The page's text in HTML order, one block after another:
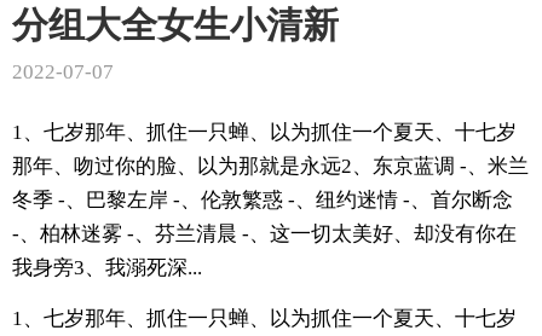
分组大全女生小清新
2022-07-07
1、七岁那年、抓住一只蝉、以为抓住一个夏天、十七岁
那年、吻过你的脸、以为那就是永远2、东京蓝调 -、米兰
冬季 -、巴黎左岸 -、伦敦繁惑 -、纽约迷情 -、首尔断念
-、柏林迷雾 -、芬兰清晨 -、这一切太美好、却没有你在
我身旁3、我溺死深...
1、七岁那年、抓住一只蝉、以为抓住一个夏天、十七岁